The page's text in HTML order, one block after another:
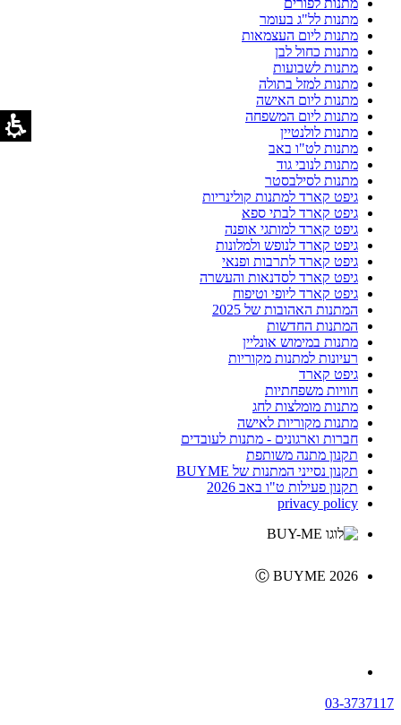
מתנות לפורים
מתנות לל"ג בעומר
מתנות ליום העצמאות
מתנות כחול לבן
מתנות לשבועות
מתנות למזל בתולה
מתנות ליום האישה
מתנות ליום המשפחה
מתנות לולנטיין
מתנות לט"ו באב
מתנות לנובי גוד
מתנות לסילבסטר
גיפט קארד למתנות קולינריות
גיפט קארד לבתי ספא
גיפט קארד למותגי אופנה
גיפט קארד לנופש ולמלונות
גיפט קארד לתרבות ופנאי
גיפט קארד לסדנאות והעשרה
גיפט קארד ליופי וטיפוח
המתנות האהובות של 2025
המתנות החדשות
מתנות במימוש אונליין
רעיונות למתנות מקוריות
גיפט קארד
חוויות משפחתיות
מתנות מומלצות לחג
מתנות מקוריות לאישה
חברות וארגונים - מתנות לעובדים
תקנון מתנה משותפת
תקנון נסייני המתנות של BUYME
תקנון פעילות ט"ו באב 2026
privacy policy
Ⓒ BUYME 2026
03-3737117